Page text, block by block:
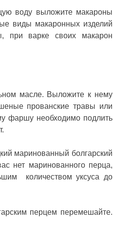
воду выложите макароны
виды макаронных изделий
при варке своих макарон
масле. Выложите к нему
прованские травы или
фаршу необходимо подлить
маринованный болгарский
нет маринованного перца,
количеством уксуса до
перцем перемешайте.